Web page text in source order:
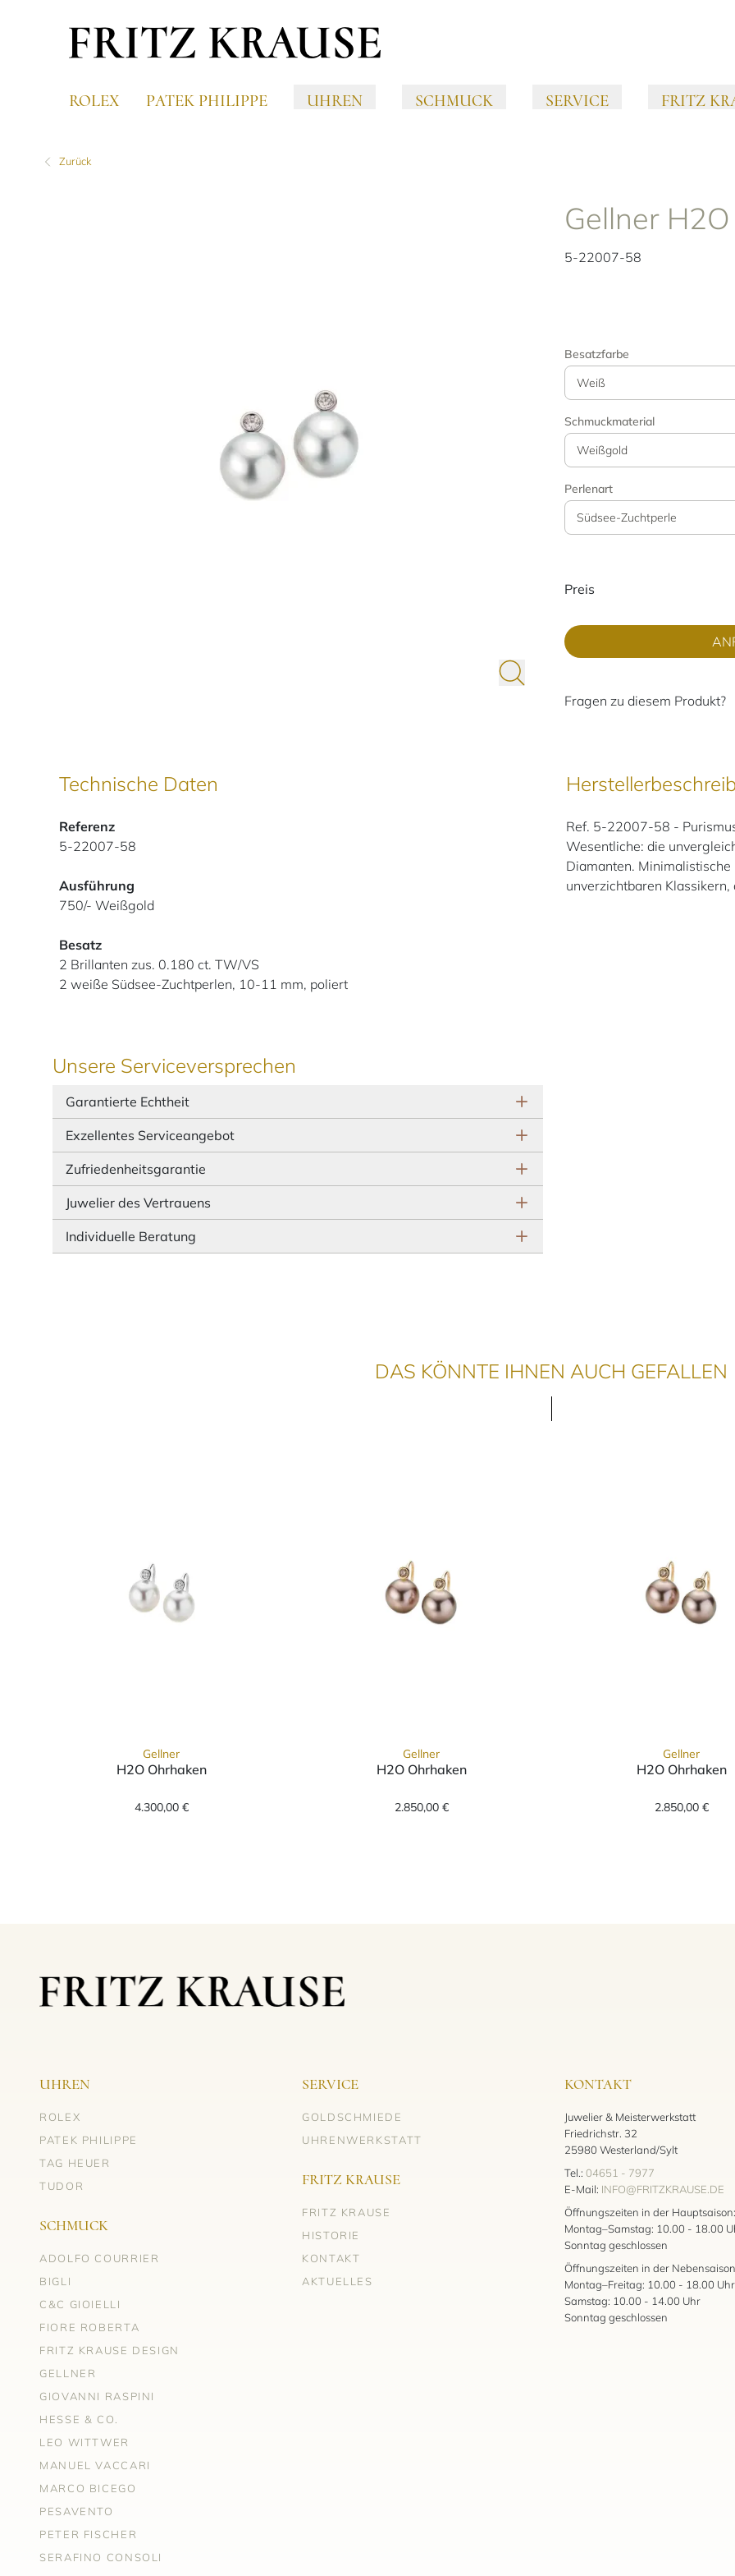
ROLEX PATEK PHILIPPE UHREN SCHMUCK SERVICE FRITZ
Zurück
Gellner
5-22007-58
Besatzfarbe
Weiß
Schmuckmaterial
Weißgold
Perlenart
Südsee-Zuchtperle
Preis
Fragen zu diesem Produkt?
Technische Daten
Referenz
5-22007-58
Ausführung
750/- Weißgold
Besatz
2 Brillanten zus. 0.180 ct. TW/VS
2 weiße Südsee-Zuchtperlen, 10-11 mm, poliert
Ref. 5-22007-58 -
Wesentliche: die
Diamanten.
unverzichtbaren
Unsere Serviceversprechen
Garantierte Echtheit
Exzellentes Serviceangebot
Zufriedenheitsgarantie
Juwelier des Vertrauens
Individuelle Beratung
DAS KÖNNTE IHNEN AUCH GEFALLEN
Gellner
H2O Ohrhaken
4.300,00 €
Gellner
H2O Ohrhaken
2.850,00 €
Gellner
H2O Ohrhaken
2.850,00 €
UHREN
ROLEX
PATEK PHILIPPE
TAG HEUER
TUDOR
SCHMUCK
ADOLFO COURRIER
BIGLI
C&C GIOIELLI
FIORE ROBERTA
FRITZ KRAUSE DESIGN
GELLNER
GIOVANNI RASPINI
HESSE & CO.
LEO WITTWER
MANUEL VACCARI
MARCO BICEGO
PESAVENTO
PETER FISCHER
SERAFINO CONSOLI
SERVICE
GOLDSCHMIEDE
UHRENWERKSTATT
FRITZ KRAUSE
FRITZ KRAUSE
HISTORIE
KONTAKT
AKTUELLES
KONTAKT
Juwelier & Meisterwerkstatt
Friedrichstr. 32
25980 Westerland/Sylt
Tel.: 04651 - 7977
E-Mail: INFO@FRITZKRAUSE.DE
Öffnungszeiten in der Hauptsaison:
Montag–Samstag: 10.00 - 18.00
Sonntag geschlossen
Öffnungszeiten in der
Montag–Freitag: 10.00 - 18.00 Uhr
Samstag: 10.00 - 14.00 Uhr
Sonntag geschlossen